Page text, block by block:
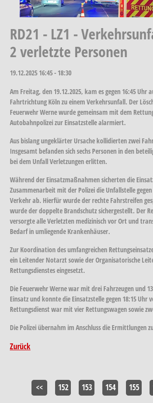
RD21 - LZ1 -
2 verletzte Personen
19.12.2025 16:45 - 18:30
Am Freitag, den 19.12.2025, kam es gegen 16:45 Uhr
Fahrtrichtung Köln zu einem Verkehrsunfall. Der
Feuerwehr Werne wurde gemeinsam mit dem
Autobahnpolizei zur Einsatzstelle alarmiert.
Aus bislang ungeklärter Ursache kollidierten zwei
Insgesamt befanden sich sechs Personen in den
bei dem Unfall Verletzungen erlitten.
Während der Einsatzmaßnahmen sicherten die
Zusammenarbeit mit der Polizei die Unfallstelle
Verkehr ab. Hierfür wurde der rechte Fahrstreifen
wurde der doppelte Brandschutz sichergestellt. Der
versorgte alle Verletzten medizinisch vor Ort und
Bedarf in umliegende Krankenhäuser.
Zur Koordination des umfangreichen
ein Leitender Notarzt sowie der Organisatorische
Rettungsdienstes eingesetzt.
Die Feuerwehr Werne war mit drei Fahrzeugen und
Einsatz und konnte die Einsatzstelle gegen 18:15 Uhr
Rettungsdienst war mit vier Rettungswagen sowie
Die Polizei übernahm im Anschluss die Ermittlungen
Zurück
<< 152 153 154 155